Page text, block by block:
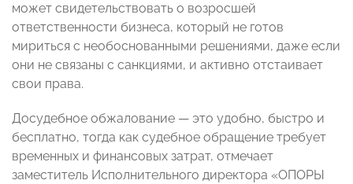
может свидетельствовать о возросшей
ответственности бизнеса, который не готов
мириться с необоснованными решениями, даже если
они не связаны с санкциями, и активно отстаивает
свои права.
Досудебное обжалование — это удобно, быстро и
бесплатно, тогда как судебное обращение требует
временных и финансовых затрат, отмечает
заместитель Исполнительного директора «ОПОРЫ